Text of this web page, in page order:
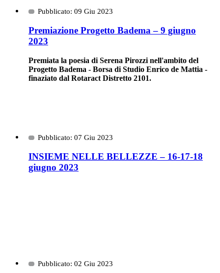
Pubblicato: 09 Giu 2023
Premiazione Progetto Badema – 9 giugno
2023
Premiata la poesia di Serena Pirozzi nell'ambito del
Progetto Badema - Borsa di Studio Enrico de Mattia -
finaziato dal Rotaract Distretto 2101.
Pubblicato: 07 Giu 2023
INSIEME NELLE BELLEZZE – 16-17-18
giugno 2023
Pubblicato: 02 Giu 2023